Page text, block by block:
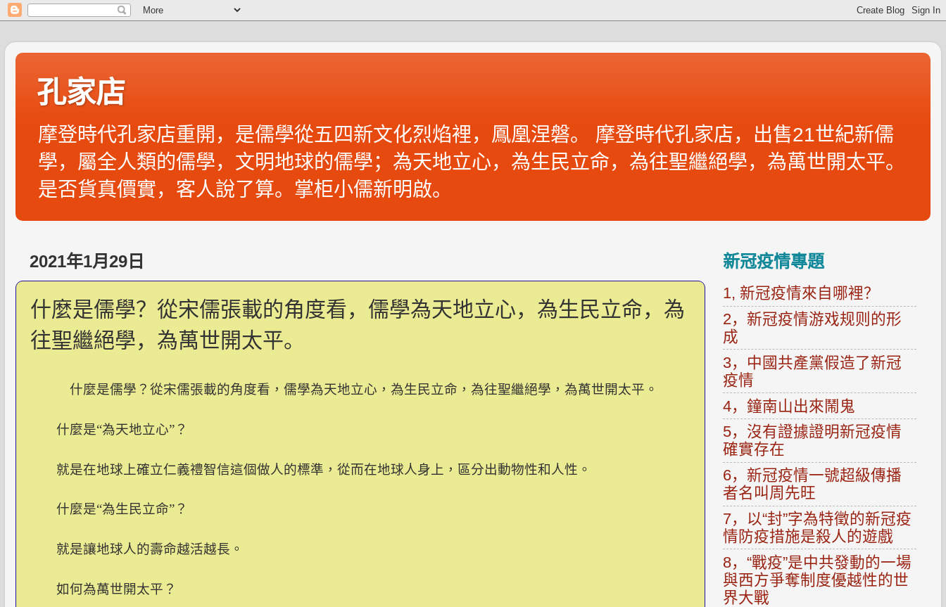
孔家店
摩登時代孔家店重開，是儒學從五四新文化烈焰裡，鳳凰涅磐。 摩登時代孔家店，出售21世紀新儒
學，屬全人類的儒學，文明地球的儒學；為天地立心，為生民立命，為往聖繼絕學，為萬世開太平。
是否貨真價實，客人說了算。掌柜小儒新明啟。
2021年1月29日
什麼是儒學？從宋儒張載的角度看，儒學為天地立心，為生民立命，為
往聖繼絕學，為萬世開太平。
什麼是儒學？從宋儒張載的角度看， 儒學為天地立心，為生民立命，為往聖繼絕學，為萬世開太平。
什麼是“為天地立心”？
就是在地球上確立仁義禮智信這個做人的標準，從而在地球人身上，區分出動物性和人性。
什麼是“為生民立命”？
就是讓地球人的壽命越活越長。
如何為萬世開太平？
新冠疫情專題
1, 新冠疫情來自哪裡？
2，新冠疫情游戏规则的形
成
3，中國共產黨假造了新冠
疫情
4，鐘南山出來鬧鬼
5，沒有證據證明新冠疫情
確實存在
6，新冠疫情一號超級傳播
者名叫周先旺
7，以“封”字為特徵的新冠疫
情防疫措施是殺人的遊戲
8，“戰疫”是中共發動的一場
與西方爭奪制度優越性的世
界大戰